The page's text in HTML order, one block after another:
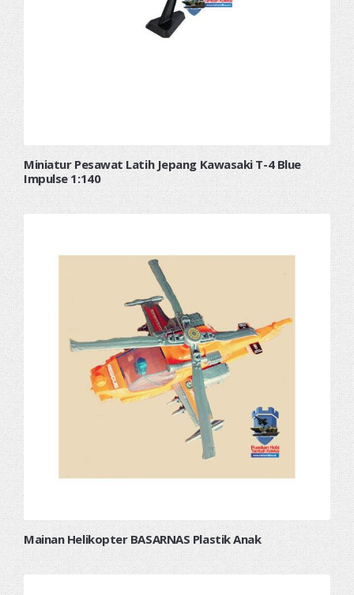
Miniatur Pesawat Latih Jepang Kawasaki T-4 Blue
Impulse 1:140
Mainan Helikopter BASARNAS Plastik Anak